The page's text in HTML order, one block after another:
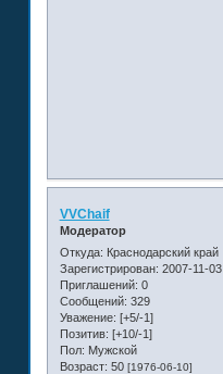
VVChaif
Модератор
Откуда: Краснодарский край
Зарегистрирован: 2007-11-03
Приглашений: 0
Сообщений: 329
Уважение: [+5/-1]
Позитив: [+10/-1]
Пол: Мужской
Возраст: 50 [1976-06-10]